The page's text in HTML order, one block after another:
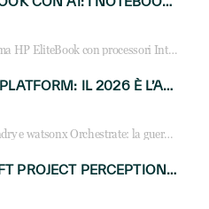
Scopri la gamma HP EliteBook con processori Intel® Core™ Ultra e AMD Ryzen™ AI. Notebook business progettati per aumentare la produttività, migliorare la collaborazione e garantire sicurezza avanzata in ufficio e in mobilità.
AI AGENT PLATFORM: IL 2026 È L’ANNO DEL «SISTEMA OPERATIVO» PER GLI AGENTI AZIENDALI
Frontier, Foundry e watsonx Orchestrate: la guerra delle piattaforme AI agent ridisegna il mercato IT. Cosa cambia per reseller, MSP e system integrator.
MICROSOFT PROJECT PERCEPTION: COME GLI AGENTI AI CAMBIERANNO SOC, CYBERSECURITY E SERVIZI MSP